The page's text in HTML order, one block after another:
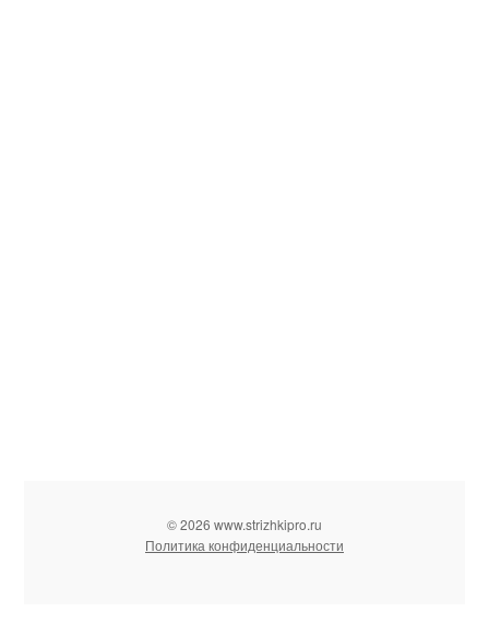
© 2026 www.strizhkipro.ru
Политика конфиденциальности